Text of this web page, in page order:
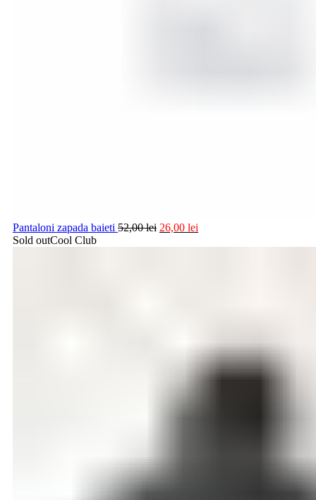
Pantaloni zapada baieti 52,00lei 26,00 lei
Sold outCool Club